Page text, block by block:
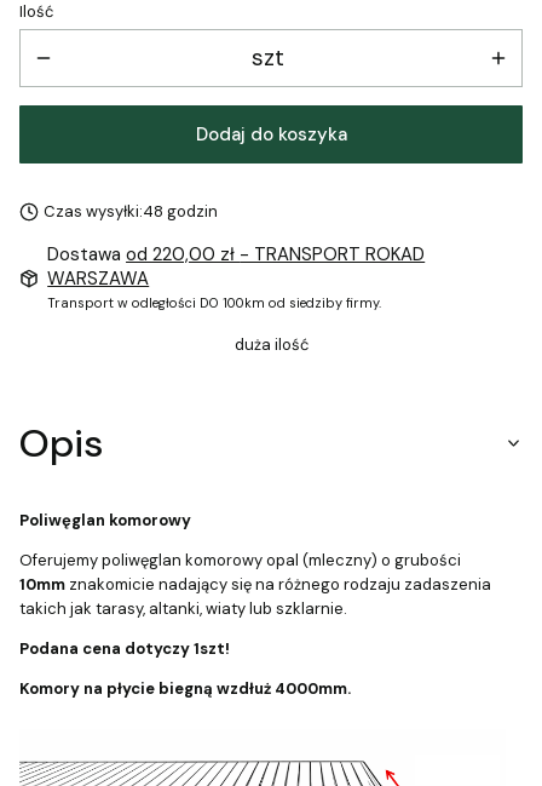
Ilość
szt
Dodaj do koszyka
Czas wysyłki:48 godzin
Dostawaod 220,00 zł - TRANSPORT ROKAD
WARSZAWA
Transport w odległości DO 100km od siedziby firmy.
duża ilość
Opis
Poliwęglan komorowy
Oferujemy poliwęglan komorowy opal (mleczny) o grubości
10mm znakomicie nadający się na różnego rodzaju zadaszenia
takich jak tarasy, altanki, wiaty lub szklarnie.
Podana cena dotyczy 1szt!
Komory na płycie biegną wzdłuż 4000mm.